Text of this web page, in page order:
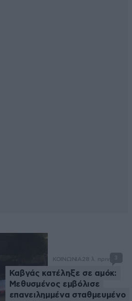
ΚΟΙΝΩΝΙΑ28 λ. πριν 3
Καβγάς κατέληξε σε αμόκ:
Μεθυσμένος εμβόλισε
επανειλημμένα σταθμευμένο